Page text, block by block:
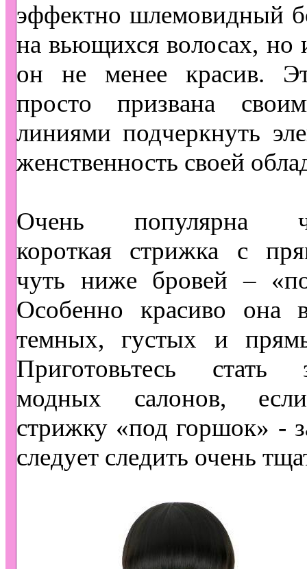
эффектно шлемовидный
на вьющихся волосах, но
он не менее красив.
просто призвана
линиями подчеркнуть
женственность своей
Очень популярна
короткая стрижка с
чуть ниже бровей –
Особенно красиво она
темных, густых и
Приготовьтесь стать
модных салонов,
стрижку «под горшок» -
следует следить очень